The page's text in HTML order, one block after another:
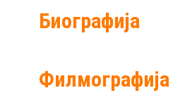
Биографија
Филмографија